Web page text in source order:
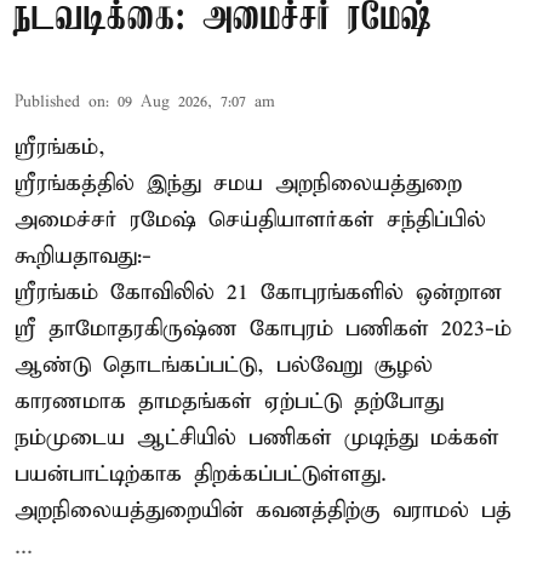
நடவடிக்கை: அமைச்சர் ரமேஷ்
Published on: 09 Aug 2026, 7:07 am
ஸ்ரீரங்கம்,
ஸ்ரீரங்கத்தில் இந்து சமய அறநிலையத்துறை
அமைச்சர் ரமேஷ் செய்தியாளர்கள் சந்திப்பில்
கூறியதாவது:-
ஸ்ரீரங்கம் கோவிலில் 21 கோபுரங்களில் ஒன்றான
ஸ்ரீ தாமோதரகிருஷ்ண கோபுரம் பணிகள் 2023-ம்
ஆண்டு தொடங்கப்பட்டு, பல்வேறு சூழல்
காரணமாக தாமதங்கள் ஏற்பட்டு தற்போது
நம்முடைய ஆட்சியில் பணிகள் முடிந்து மக்கள்
பயன்பாட்டிற்காக திறக்கப்பட்டுள்ளது.
அறநிலையத்துறையின் கவனத்திற்கு வராமல் பத்
...